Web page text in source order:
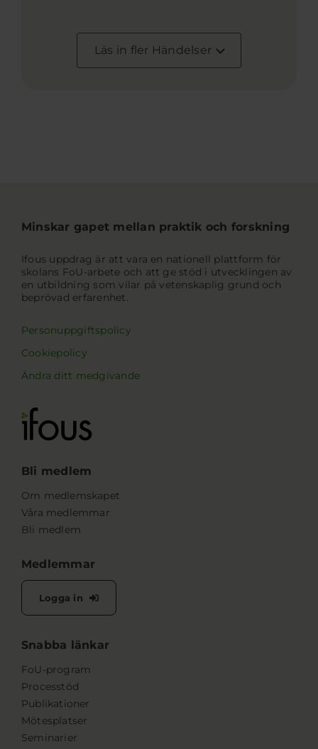
Läs in fler Händelser
Minskar gapet mellan praktik och forskning
Ifous uppdrag är att vara en nationell plattform för
skolans FoU-arbete och att ge stöd i utvecklingen av
en utbildning som vilar på vetenskaplig grund och
beprövad erfarenhet.
Personuppgiftspolicy
Cookiepolicy
Ändra ditt medgivande
Bli medlem
Om medlemskapet
Våra medlemmar
Bli medlem
Medlemmar
Logga in
Snabba länkar
FoU-program
Processtöd
Publikationer
Mötesplatser
Seminarier